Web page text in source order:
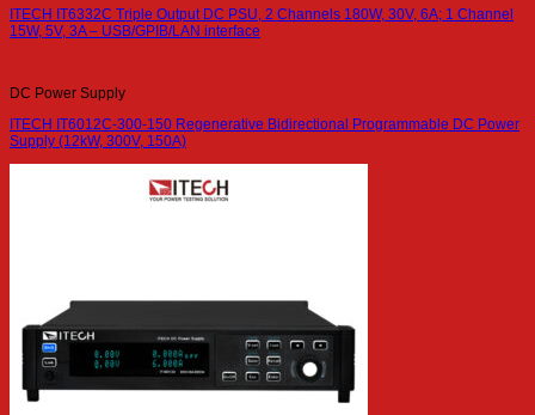
ITECH IT6332C Triple Output DC PSU, 2 Channels 180W, 30V, 6A; 1 Channel
15W, 5V, 3A – USB/GPIB/LAN interface
DC Power Supply
ITECH IT6012C-300-150 Regenerative Bidirectional Programmable DC Power
Supply (12kW, 300V, 150A)